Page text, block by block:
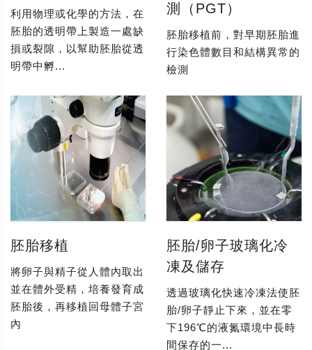
利用物理或化學的方法，在
胚胎的透明帶上製造一處缺
損或裂隙，以幫助胚胎從透
明帶中孵...
測（PGT）
胚胎移植前，對早期胚胎進
行染色體數目和結構異常的
檢測
胚胎移植
將卵子與精子從人體內取出
並在體外受精，培養發育成
胚胎後，再移植回母體子宮
內
胚胎/卵子玻璃化冷
凍及儲存
透過玻璃化快速冷凍法使胚
胎/卵子靜止下來，並在零
下196℃的液氮環境中長時
間保存的一...